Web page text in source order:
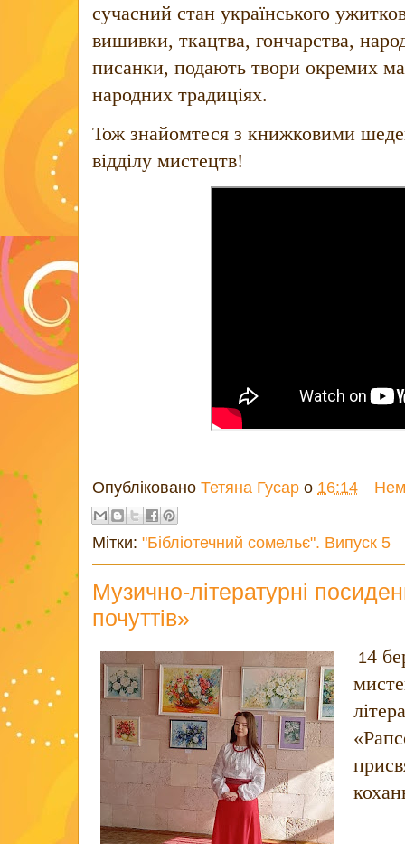
сучасний стан українського
вишивки, ткацтва, гончарства,
писанки, подають твори окремих
народних традиціях.
Тож знайомтеся з книжковими
відділу мистецтв!
Опубліковано Тетяна Гусар о 16:14
Мітки: "Бібліотечний сомельє". Випуск 5
Музично-літературні
почуттів»
14